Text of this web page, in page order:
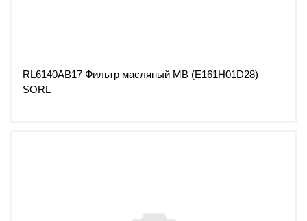
RL6140AB17 Фильтр масляный MB (E161H01D28)
SORL